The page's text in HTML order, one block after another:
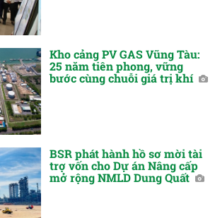
Kho cảng PV GAS Vũng Tàu:
25 năm tiên phong, vững
bước cùng chuỗi giá trị khí
BSR phát hành hồ sơ mời tài
trợ vốn cho Dự án Nâng cấp
mở rộng NMLD Dung Quất